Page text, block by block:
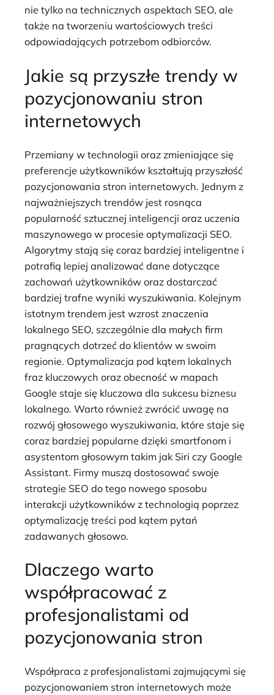
nie tylko na technicznych aspektach SEO, ale
także na tworzeniu wartościowych treści
odpowiadających potrzebom odbiorców.
Jakie są przyszłe trendy w
pozycjonowaniu stron
internetowych
Przemiany w technologii oraz zmieniające się
preferencje użytkowników kształtują przyszłość
pozycjonowania stron internetowych. Jednym z
najważniejszych trendów jest rosnąca
popularność sztucznej inteligencji oraz uczenia
maszynowego w procesie optymalizacji SEO.
Algorytmy stają się coraz bardziej inteligentne i
potrafią lepiej analizować dane dotyczące
zachowań użytkowników oraz dostarczać
bardziej trafne wyniki wyszukiwania. Kolejnym
istotnym trendem jest wzrost znaczenia
lokalnego SEO, szczególnie dla małych firm
pragnących dotrzeć do klientów w swoim
regionie. Optymalizacja pod kątem lokalnych
fraz kluczowych oraz obecność w mapach
Google staje się kluczowa dla sukcesu biznesu
lokalnego. Warto również zwrócić uwagę na
rozwój głosowego wyszukiwania, które staje się
coraz bardziej popularne dzięki smartfonom i
asystentom głosowym takim jak Siri czy Google
Assistant. Firmy muszą dostosować swoje
strategie SEO do tego nowego sposobu
interakcji użytkowników z technologią poprzez
optymalizację treści pod kątem pytań
zadawanych głosowo.
Dlaczego warto
współpracować z
profesjonalistami od
pozycjonowania stron
Współpraca z profesjonalistami zajmującymi się
pozycjonowaniem stron internetowych może